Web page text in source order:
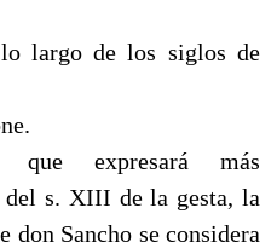
largo de los siglos de
expresará más
del s. XIII de la gesta, la
don Sancho se considera